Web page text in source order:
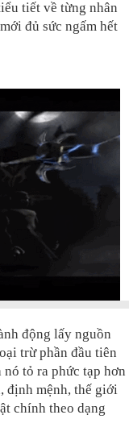
tiết về từng nhân
đủ sức ngấm hết
động lấy nguồn
trừ phần đầu tiên
nó tỏ ra phức tạp hơn
định mệnh, thế giới
chính theo dạng